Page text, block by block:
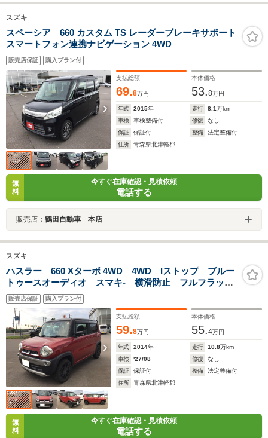
スズキ
スペーシア 660 カスタム TS レーダーブレーキサポート
スマートフォン連携ナビゲーション 4WD
販売店保証 購入プラン付
支払総額
69.8万円
本体価格
53.8万円
年式 2015年 走行 8.1万km
車検
車検整備付 修復
なし
保証
保証付 整備
法定整備付
住所
青森県北津軽郡
無
料
今すぐ在庫確認・見積依頼
電話する
販売店： 鶴田自動車 本店
スズキ
ハスラー 660 Xターボ 4WD 4WD Iストップ ブルー
トゥースオーディオ スマキ- 横滑防止 フルフラット
シート 盗難防止装置 地デジ ナビTV エアバック
ベンチシート パワーステアリング AUTOエアコン
ABS
販売店保証 購入プラン付
支払総額
59.8万円
本体価格
55.4万円
年式 2014年 走行 10.8万km
車検
'27/08 修復
なし
保証
保証付 整備
法定整備付
住所
青森県北津軽郡
無
料
今すぐ在庫確認・見積依頼
電話する